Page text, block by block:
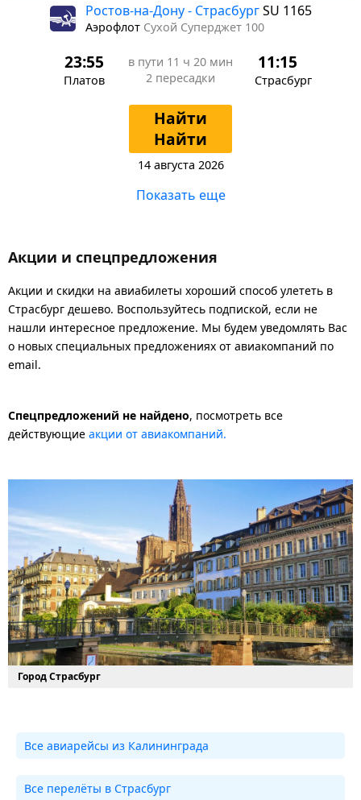
Ростов-на-Дону - СтрасбургSU 1165
Аэрофлот Сухой Суперджет 100
23:55
Платов
в пути 11 ч 20 мин
2 пересадки
11:15
Страсбург
Найти
Найти
14 августа 2026
Показать еще
Акции и спецпредложения
Акции и скидки на авиабилеты хороший способ улететь в
Страсбург дешево. Воспользуйтесь подпиской, если не
нашли интересное предложение. Мы будем уведомлять Вас
о новых специальных предложениях от авиакомпаний по
email.
Спецпредложений не найдено, посмотреть все
действующие акции от авиакомпаний.
Город Страсбург
Все авиарейсы из Калининграда
Все перелёты в Страсбург